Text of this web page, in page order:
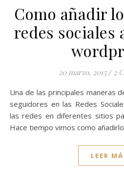
Como añadir
redes sociales
20 marzo, 2015 / 2
Una de las principales maneras de aumentar el número de
seguidores en las Redes
las redes en diferentes sitios
Hace tiempo vimos como
LEER